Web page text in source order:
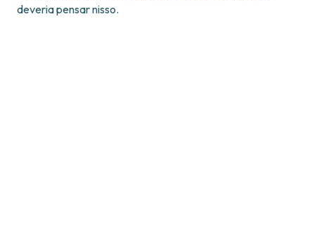
deveria pensar nisso.